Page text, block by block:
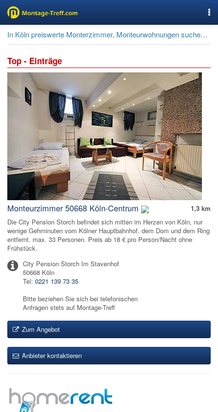
In Köln preiswerte Monterzimmer, Monteurwohnungen suchen und buchen.
Top - Einträge
1,3 km
Monteurzimmer 50668 Köln-Centrum
Die City Pension Storch befindet sich mitten im Herzen von Köln, nur
wenige Gehminuten vom Kölner Hauptbahnhof, dem Dom und dem Ring
entfernt. max. 33 Personen. Preis ab 18 € pro Person/Nacht ohne
Frühstück.
City Pension Storch Im Stavenhof
50668 Köln
Tel: 0221 139 73 35
Bitte beziehen Sie sich bei telefonischen
Anfragen stets auf Montage-Treff
Zum Angebot
Anbieter kontaktieren